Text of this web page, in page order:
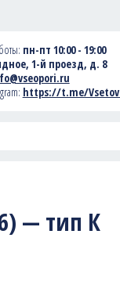
пн-пт 10:00 - 19:00
1-й проезд, д. 8
https://t.me/
— тип К